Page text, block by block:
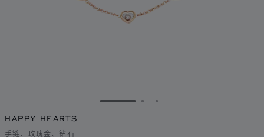
转到幻灯片 1转到幻灯片 2
转到幻灯片 3
HAPPY HEARTS
手链、玫瑰金、钻石